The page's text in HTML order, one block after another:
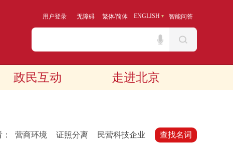
用户登录 无障碍 繁体/简体 ENGLISH 智能问答
政民互动 走进北京
营商环境 证照分离 民营科技企业 查找名词